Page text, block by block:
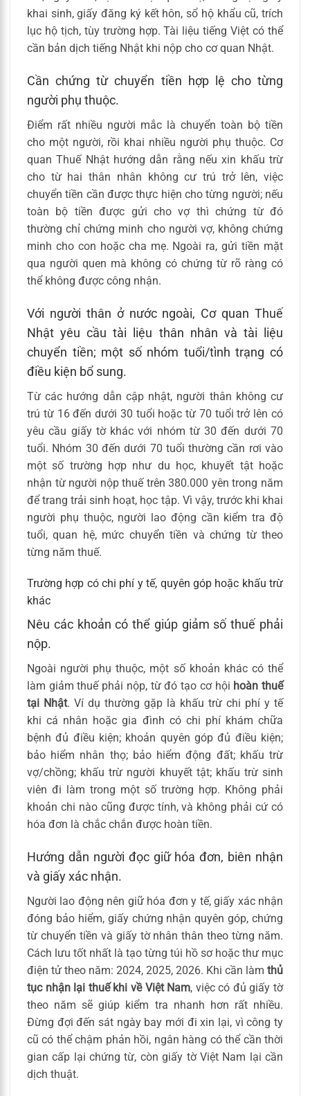
khai sinh, giấy đăng ký kết hôn, sổ hộ khẩu cũ, trích
lục hộ tịch, tùy trường hợp. Tài liệu tiếng Việt có thể
cần bản dịch tiếng Nhật khi nộp cho cơ quan Nhật.
Cần chứng từ chuyển tiền hợp lệ cho từng
người phụ thuộc.
Điểm rất nhiều người mắc là chuyển toàn bộ tiền
cho một người, rồi khai nhiều người phụ thuộc. Cơ
quan Thuế Nhật hướng dẫn rằng nếu xin khấu trừ
cho từ hai thân nhân không cư trú trở lên, việc
chuyển tiền cần được thực hiện cho từng người; nếu
toàn bộ tiền được gửi cho vợ thì chứng từ đó
thường chỉ chứng minh cho người vợ, không chứng
minh cho con hoặc cha mẹ. Ngoài ra, gửi tiền mặt
qua người quen mà không có chứng từ rõ ràng có
thể không được công nhận.
Với người thân ở nước ngoài, Cơ quan Thuế
Nhật yêu cầu tài liệu thân nhân và tài liệu
chuyển tiền; một số nhóm tuổi/tình trạng có
điều kiện bổ sung.
Từ các hướng dẫn cập nhật, người thân không cư
trú từ 16 đến dưới 30 tuổi hoặc từ 70 tuổi trở lên có
yêu cầu giấy tờ khác với nhóm từ 30 đến dưới 70
tuổi. Nhóm 30 đến dưới 70 tuổi thường cần rơi vào
một số trường hợp như du học, khuyết tật hoặc
nhận từ người nộp thuế trên 380.000 yên trong năm
để trang trải sinh hoạt, học tập. Vì vậy, trước khi khai
người phụ thuộc, người lao động cần kiểm tra độ
tuổi, quan hệ, mức chuyển tiền và chứng từ theo
từng năm thuế.
Trường hợp có chi phí y tế, quyên góp hoặc khấu trừ
khác
Nêu các khoản có thể giúp giảm số thuế phải
nộp.
Ngoài người phụ thuộc, một số khoản khác có thể
làm giảm thuế phải nộp, từ đó tạo cơ hội hoàn thuế
tại Nhật. Ví dụ thường gặp là khấu trừ chi phí y tế
khi cá nhân hoặc gia đình có chi phí khám chữa
bệnh đủ điều kiện; khoản quyên góp đủ điều kiện;
bảo hiểm nhân thọ; bảo hiểm động đất; khấu trừ
vợ/chồng; khấu trừ người khuyết tật; khấu trừ sinh
viên đi làm trong một số trường hợp. Không phải
khoản chi nào cũng được tính, và không phải cứ có
hóa đơn là chắc chắn được hoàn tiền.
Hướng dẫn người đọc giữ hóa đơn, biên nhận
và giấy xác nhận.
Người lao động nên giữ hóa đơn y tế, giấy xác nhận
đóng bảo hiểm, giấy chứng nhận quyên góp, chứng
từ chuyển tiền và giấy tờ nhân thân theo từng năm.
Cách lưu tốt nhất là tạo từng túi hồ sơ hoặc thư mục
điện tử theo năm: 2024, 2025, 2026. Khi cần làm thủ
tục nhận lại thuế khi về Việt Nam, việc có đủ giấy tờ
theo năm sẽ giúp kiểm tra nhanh hơn rất nhiều.
Đừng đợi đến sát ngày bay mới đi xin lại, vì công ty
cũ có thể chậm phản hồi, ngân hàng có thể cần thời
gian cấp lại chứng từ, còn giấy tờ Việt Nam lại cần
dịch thuật.